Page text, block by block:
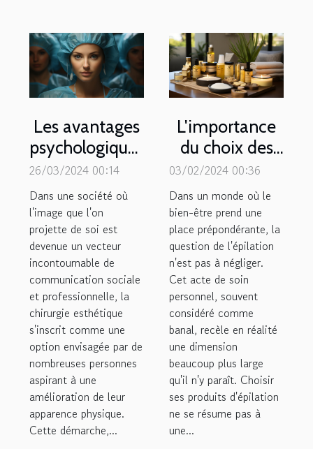
Les avantages
psychologiques
de la chirurgie
esthétique
pour la
confiance en
soi
26/03/2024 00:14
Dans une société où
l'image que l'on
projette de soi est
devenue un vecteur
incontournable de
communication sociale
et professionnelle, la
chirurgie esthétique
s'inscrit comme une
option envisagée par de
nombreuses personnes
aspirant à une
amélioration de leur
apparence physique.
Cette démarche,...
L'importance
du choix des
produits
d'épilation
pour un soin
de soi
holistique
03/02/2024 00:36
Dans un monde où le
bien-être prend une
place prépondérante, la
question de l'épilation
n'est pas à négliger.
Cet acte de soin
personnel, souvent
considéré comme
banal, recèle en réalité
une dimension
beaucoup plus large
qu'il n'y paraît. Choisir
ses produits d'épilation
ne se résume pas à
une...